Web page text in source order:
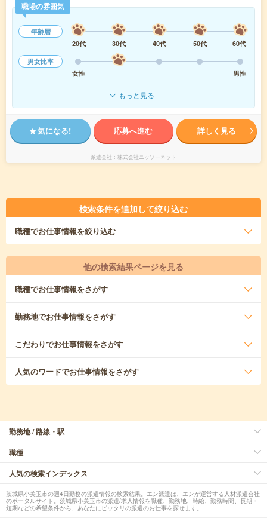
職場の雰囲気
年齢層
20代
30代 40代 50代
60代
男女比率
女性
男性
もっと見る
気になる! 応募へ進む 詳しく見る
派遣会社 株式会社ニッソーネット
検索条件を追加して絞り込む
職種でお仕事情報を絞り込む
他の検索結果ページを見る
職種でお仕事情報をさがす
勤務地でお仕事情報をさがす
こだわりでお仕事情報をさがす
人気のワードでお仕事情報をさがす
勤務地 / 路線・駅
職種
人気の検索インデックス
茨城県小美玉市の週4日勤務の派遣情報の検索結果。エン派遣は、エンが運営する人材派遣会社
のポータルサイト。茨城県小美玉市の派遣/求人情報を職種、勤務地、時給、勤務時間、長期・
短期などの希望条件から、あなたにピッタリの派遣のお仕事を探せます。